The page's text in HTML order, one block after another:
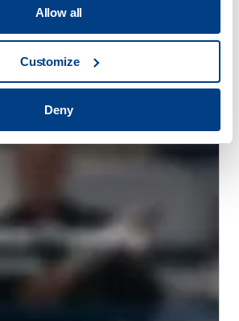
Allow all
Customize
Deny
플렉스폼 유체 셀 프레스의
인 고압 용량을 제공합니다.